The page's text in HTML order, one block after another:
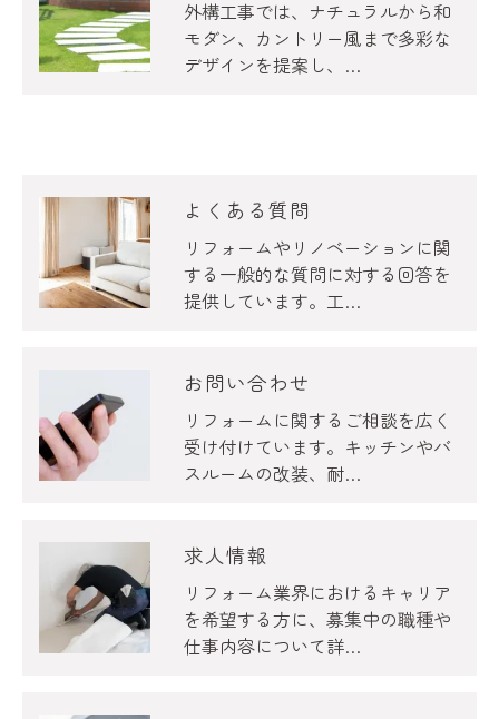
外構工事では、ナチュラルから和
モダン、カントリー風まで多彩な
デザインを提案し、…
よくある質問
リフォームやリノベーションに関
する一般的な質問に対する回答を
提供しています。工…
お問い合わせ
リフォームに関するご相談を広く
受け付けています。キッチンやバ
スルームの改装、耐…
求人情報
リフォーム業界におけるキャリア
を希望する方に、募集中の職種や
仕事内容について詳…